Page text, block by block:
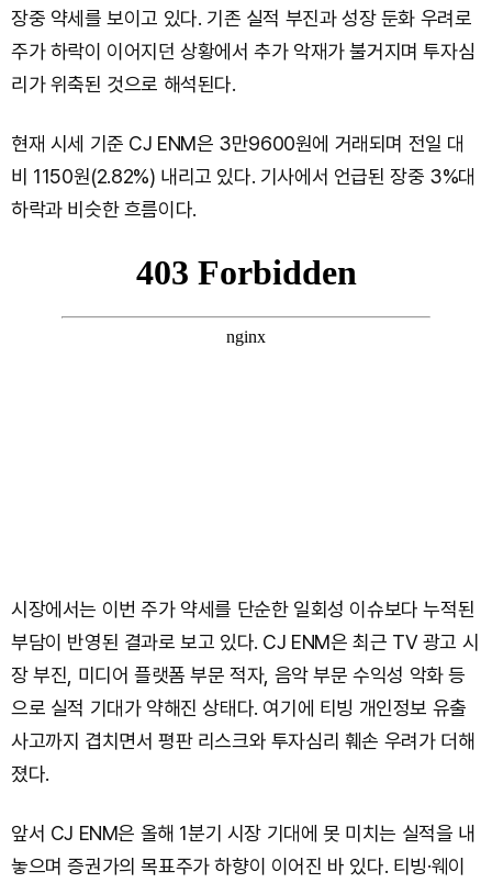
장중 약세를 보이고 있다. 기존 실적 부진과 성장 둔화 우려로
주가 하락이 이어지던 상황에서 추가 악재가 불거지며 투자심
리가 위축된 것으로 해석된다.
현재 시세 기준 CJ ENM은 3만9600원에 거래되며 전일 대
비 1150원(2.82%) 내리고 있다. 기사에서 언급된 장중 3%대
하락과 비슷한 흐름이다.
시장에서는 이번 주가 약세를 단순한 일회성 이슈보다 누적된
부담이 반영된 결과로 보고 있다. CJ ENM은 최근 TV 광고 시
장 부진, 미디어 플랫폼 부문 적자, 음악 부문 수익성 악화 등
으로 실적 기대가 약해진 상태다. 여기에 티빙 개인정보 유출
사고까지 겹치면서 평판 리스크와 투자심리 훼손 우려가 더해
졌다.
앞서 CJ ENM은 올해 1분기 시장 기대에 못 미치는 실적을 내
놓으며 증권가의 목표주가 하향이 이어진 바 있다. 티빙·웨이